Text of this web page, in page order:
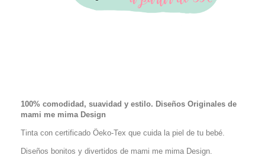
100% comodidad, suavidad y estilo. Diseños Originales de
mami me mima Design
Tinta con certificado Öeko-Tex que cuida la piel de tu bebé.
Diseños bonitos y divertidos de mami me mima Design.